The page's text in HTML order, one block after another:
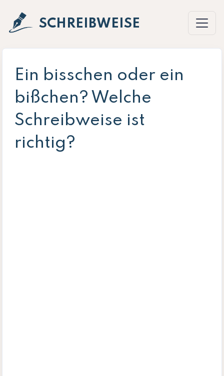
SCHREIBWEISE
Ein bisschen oder ein
bißchen? Welche
Schreibweise ist
richtig?